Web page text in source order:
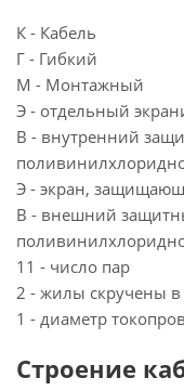
К - Кабель
Г - Гибкий
М - Монтажный
Э - отдельный
В - внутренний
Э - экран,
В - внешний
11 - число пар
2 - жилы скручены
1 - диаметр
Строение